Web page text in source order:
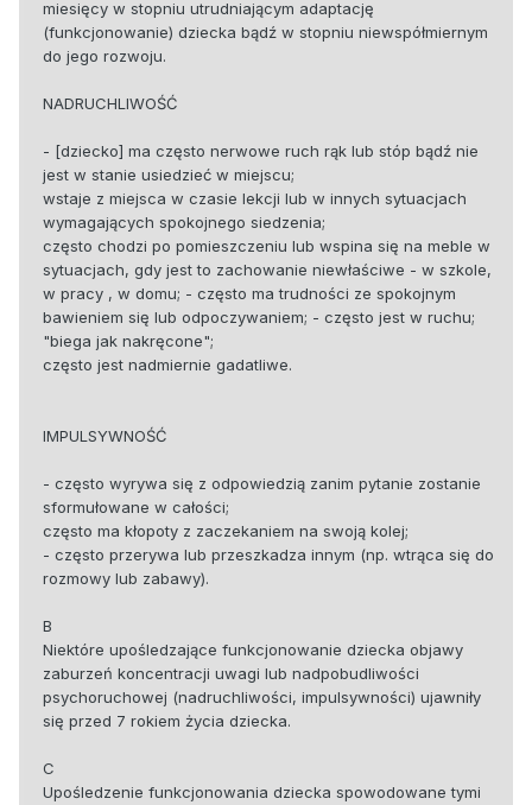
miesięcy w stopniu utrudniającym adaptację
(funkcjonowanie) dziecka bądź w stopniu niewspółmiernym
do jego rozwoju.
NADRUCHLIWOŚĆ
- [dziecko] ma często nerwowe ruch rąk lub stóp bądź nie
jest w stanie usiedzieć w miejscu;
wstaje z miejsca w czasie lekcji lub w innych sytuacjach
wymagających spokojnego siedzenia;
często chodzi po pomieszczeniu lub wspina się na meble w
sytuacjach, gdy jest to zachowanie niewłaściwe - w szkole,
w pracy , w domu; - często ma trudności ze spokojnym
bawieniem się lub odpoczywaniem; - często jest w ruchu;
"biega jak nakręcone";
często jest nadmiernie gadatliwe.
IMPULSYWNOŚĆ
- często wyrywa się z odpowiedzią zanim pytanie zostanie
sformułowane w całości;
często ma kłopoty z zaczekaniem na swoją kolej;
- często przerywa lub przeszkadza innym (np. wtrąca się do
rozmowy lub zabawy).
B
Niektóre upośledzające funkcjonowanie dziecka objawy
zaburzeń koncentracji uwagi lub nadpobudliwości
psychoruchowej (nadruchliwości, impulsywności) ujawniły
się przed 7 rokiem życia dziecka.
C
Upośledzenie funkcjonowania dziecka spowodowane tymi